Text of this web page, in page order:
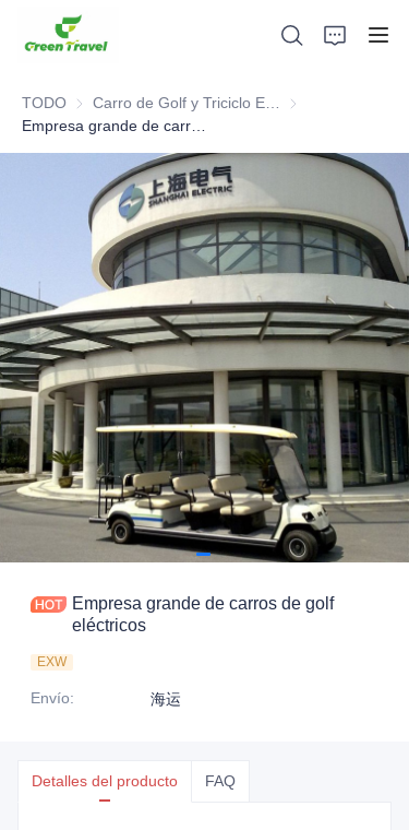
TODO
Carro de Golf y
Empresa grande de carros de golf
eléctricos
EXW
Envío: 海运
Detalles del producto FAQ
Productos
Sobre nosotros
Noticias y casos de cooperación
Bases y procesos de fabricación
Apoyo